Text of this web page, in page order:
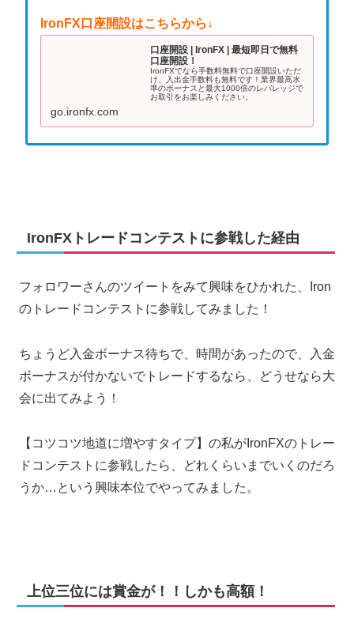
IronFX口座開設はこちらから↓
口座開設 | IronFX | 最短即日で無料
口座開設！
IronFXでなら手数料無料で口座開設いただ
け、入出金手数料も無料です！業界最高水
準のボーナスと最大1000倍のレバレッジで
お取引をお楽しみください。
go.ironfx.com
IronFXトレードコンテストに参戦した経由
フォロワーさんのツイートをみて興味をひかれた、Iron
のトレードコンテストに参戦してみました！
ちょうど入金ボーナス待ちで、時間があったので、入金
ボーナスが付かないでトレードするなら、どうせなら大
会に出てみよう！
【コツコツ地道に増やすタイプ】の私がIronFXのトレー
ドコンテストに参戦したら、どれくらいまでいくのだろ
うか…という興味本位でやってみました。
上位三位には賞金が！！しかも高額！